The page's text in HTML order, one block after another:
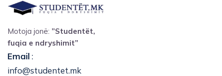
Motoja jonë: ”Studentët,
fuqia e ndryshimit”
Email:
info@studentet.mk